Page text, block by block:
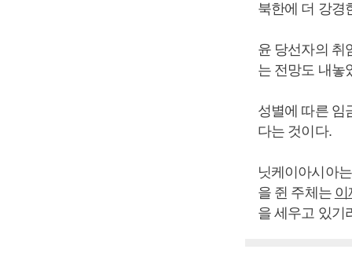
북한에 더 강경
윤 당선자의 취
는 전망도 내놓
성별에 따른 임
다는 것이다.
닛케이아시아
을 쥔 주체는 이
을 세우고 있기